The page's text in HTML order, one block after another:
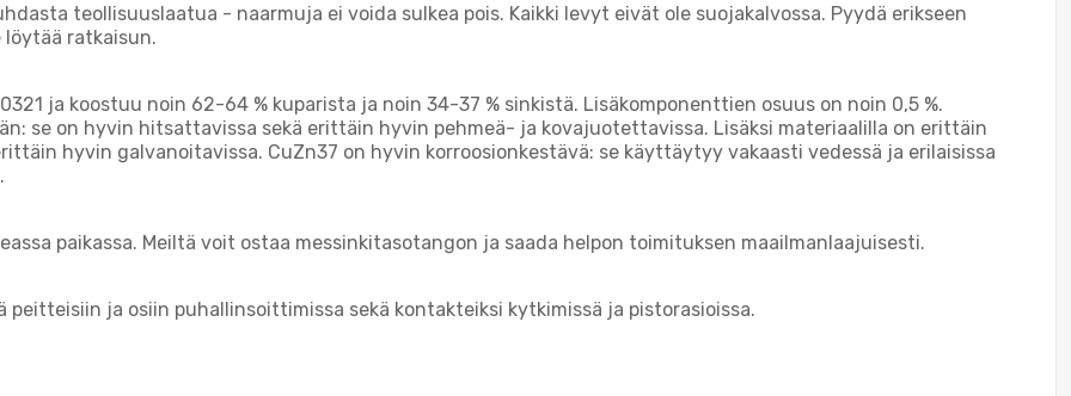
teollisuuslaatua - naarmuja ei voida sulkea pois. Kaikki levyt eivät ole suojakalvossa. Pyydä erikseen
ratkaisun.
ja koostuu noin 62-64 % kuparista ja noin 34-37 % sinkistä. Lisäkomponenttien osuus on noin 0,5 %.
se on hyvin hitsattavissa sekä erittäin hyvin pehmeä- ja kovajuotettavissa. Lisäksi materiaalilla on erittäin
hyvin galvanoitavissa. CuZn37 on hyvin korroosionkestävä: se käyttäytyy vakaasti vedessä ja erilaisissa
paikassa. Meiltä voit ostaa messinkitasotangon ja saada helpon toimituksen maailmanlaajuisesti.
ja osiin puhallinsoittimissa sekä kontakteiksi kytkimissä ja pistorasioissa.